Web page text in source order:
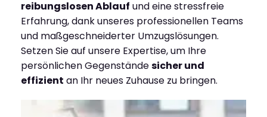
reibungslosen Ablauf und eine stressfreie
Erfahrung, dank unseres professionellen Teams
und maßgeschneiderter Umzugslösungen.
Setzen Sie auf unsere Expertise, um Ihre
persönlichen Gegenständesicher und
effizient an Ihr neues Zuhause zu bringen.